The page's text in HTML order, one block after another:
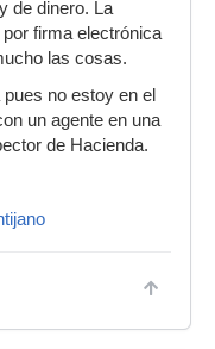
de dinero. La
firma electrónica
las cosas.
no estoy en el
un agente en una
de Hacienda.